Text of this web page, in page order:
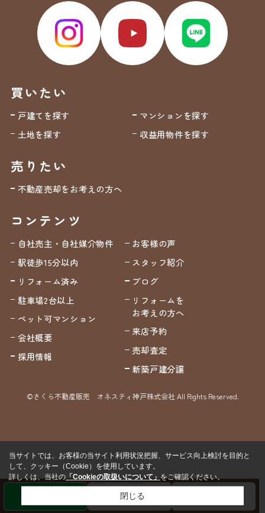
買いたい
戸建てを探す
マンションを探す
土地を探す
収益用物件を探す
売りたい
不動産売却をお考えの方へ
コンテンツ
自社売主・自社媒介物件
駅徒歩15分以内
リフォーム済み
駐車場2台以上
ペット可マンション
会社概要
採用情報
お客様の声
スタッフ紹介
ブログ
リフォームを
お考えの方へ
来店予約
売却査定
新築戸建分譲
©さくら不動産販売 オネスティ神戸株式会社 All Rights Reserved.
当サイトでは、お客様の当サイト利用状況把握、サービス向上検討を目的と
して、クッキー（Cookie）を使用しています。
詳しくは、当社の「Cookieの取扱いについて」をご確認ください。
閉じる